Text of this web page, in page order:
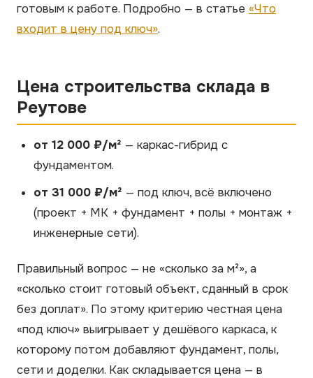
готовым к работе. Подробно — в статье «Что
входит в цену под ключ».
Цена строительства склада в
Реутове
от 12 000 ₽/м² — каркас-гибрид с
фундаментом.
от 31 000 ₽/м² — под ключ, всё включено
(проект + МК + фундамент + полы + монтаж +
инженерные сети).
Правильный вопрос — не «сколько за м²», а
«сколько стоит готовый объект, сданный в срок
без доплат». По этому критерию честная цена
«под ключ» выигрывает у дешёвого каркаса, к
которому потом добавляют фундамент, полы,
сети и доделки. Как складывается цена — в